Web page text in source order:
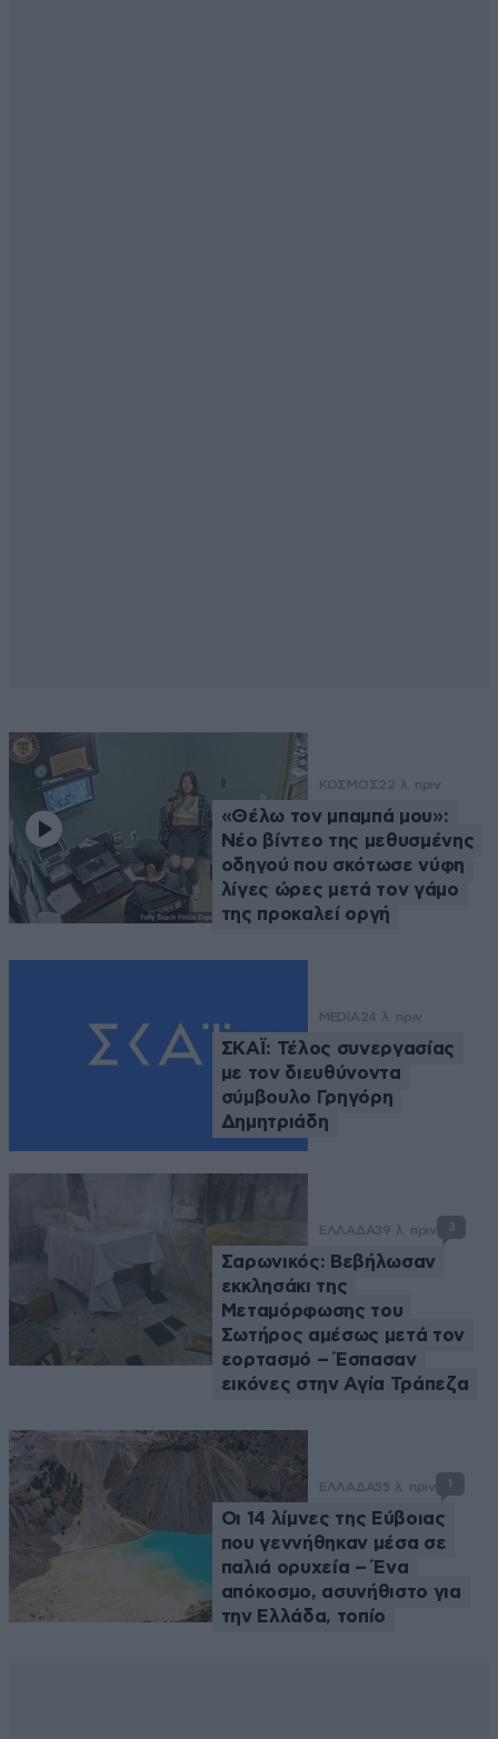
ΚΟΣΜΟΣ22 λ. πριν
«Θέλω τον μπαμπά μου»:
Νέο βίντεο της μεθυσμένης
οδηγού που σκότωσε νύφη
λίγες ώρες μετά τον γάμο
της προκαλεί οργή
MEDIA24 λ. πριν
ΣΚΑΪ: Τέλος συνεργασίας
με τον διευθύνοντα
σύμβουλο Γρηγόρη
Δημητριάδη
ΕΛΛΑΔΑ39 λ. πριν 3
Σαρωνικός: Βεβήλωσαν
εκκλησάκι της
Μεταμόρφωσης του
Σωτήρος αμέσως μετά τον
εορτασμό – Έσπασαν
εικόνες στην Αγία Τράπεζα
ΕΛΛΑΔΑ55 λ. πριν 1
Οι 14 λίμνες της Εύβοιας
που γεννήθηκαν μέσα σε
παλιά ορυχεία – Ένα
απόκοσμο, ασυνήθιστο για
την Ελλάδα, τοπίο